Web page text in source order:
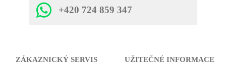
+420 724 859 347
ZÁKAZNICKÝ SERVIS UŽITEČNÉ INFORMACE